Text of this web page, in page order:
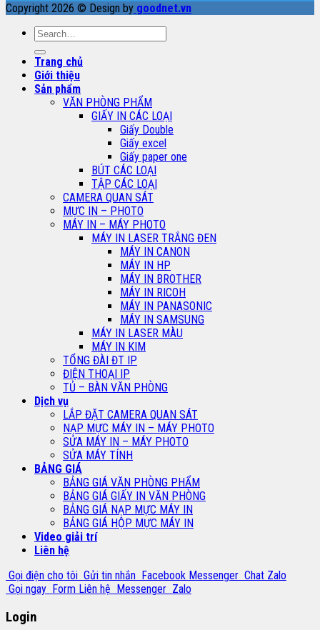
Copyright 2026 © Design by goodnet.vn
Search
for:
Trang chủ
Giới thiệu
Sản phẩm
VĂN PHÒNG PHẨM
GIẤY IN CÁC LOẠI
Giấy Double
Giấy excel
Giấy paper one
BÚT CÁC LOẠI
TẬP CÁC LOẠI
CAMERA QUAN SÁT
MỰC IN – PHOTO
MÁY IN – MÁY PHOTO
MÁY IN LASER TRẮNG ĐEN
MÁY IN CANON
MÁY IN HP
MÁY IN BROTHER
MÁY IN RICOH
MÁY IN PANASONIC
MÁY IN SAMSUNG
MÁY IN LASER MÀU
MÁY IN KIM
TỔNG ĐÀI ĐT IP
ĐIỆN THOẠI IP
TỦ – BÀN VĂN PHÒNG
Dịch vụ
LẮP ĐẶT CAMERA QUAN SÁT
NẠP MỰC MÁY IN – MÁY PHOTO
SỬA MÁY IN – MÁY PHOTO
SỬA MÁY TÍNH
BẢNG GIÁ
BẢNG GIÁ VĂN PHÒNG PHẨM
BẢNG GIÁ GIẤY IN VĂN PHÒNG
BẢNG GIÁ NẠP MỰC MÁY IN
BẢNG GIÁ HỘP MỰC MÁY IN
Video giải trí
Liên hệ
Gọi điện cho tôi Gửi tin nhắn Facebook Messenger Chat Zalo
Gọi ngay Form Liên hệ Messenger Zalo
Login